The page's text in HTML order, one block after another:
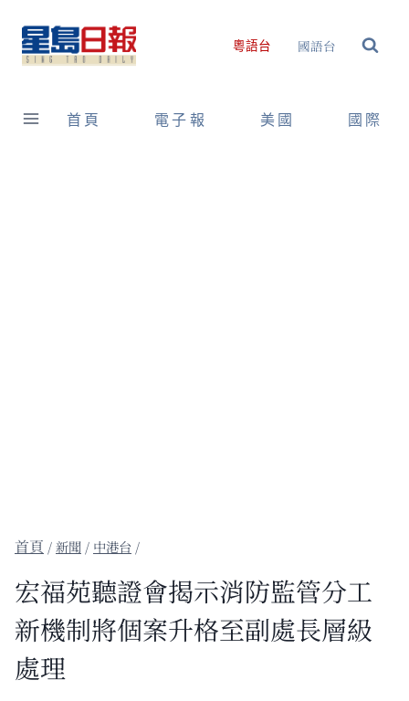
content
粵語台 國語台
首頁 電子報 美國 國際
/新聞 / 中港台 /
宏福苑聽證會揭示消防監管分工
新機制將個案升格至副處長層級
處理